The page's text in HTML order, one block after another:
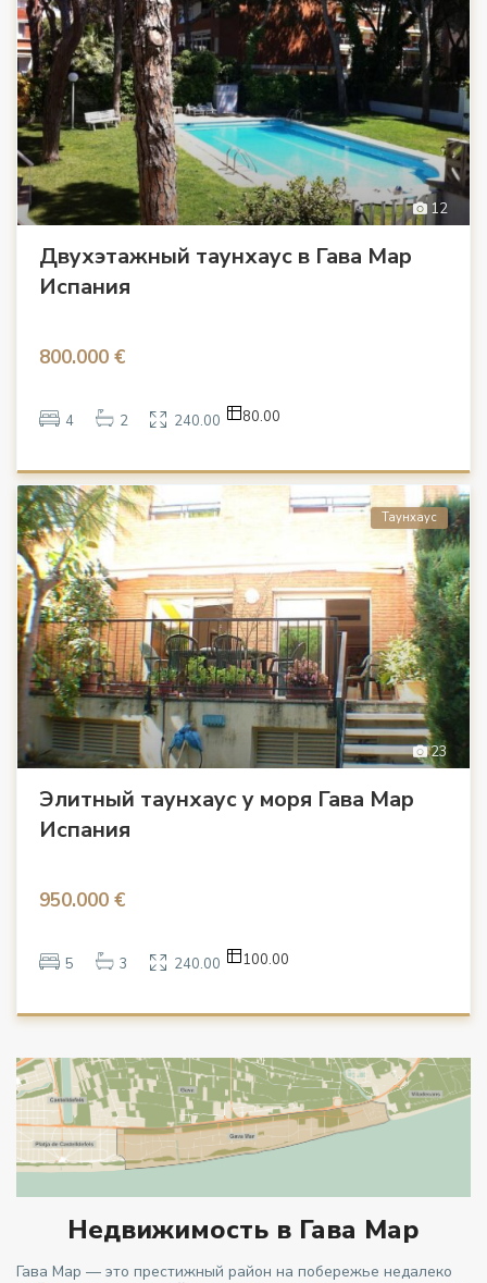
12
Двухэтажный таунхаус в Гава Мар
Испания
800.000 €
4 2 240.00 80.00
23
Таунхаус
Элитный таунхаус у моря Гава Мар
Испания
950.000 €
5 3 240.00 100.00
Недвижимость в Гава Мар
Гава Мар — это престижный район на побережье недалеко